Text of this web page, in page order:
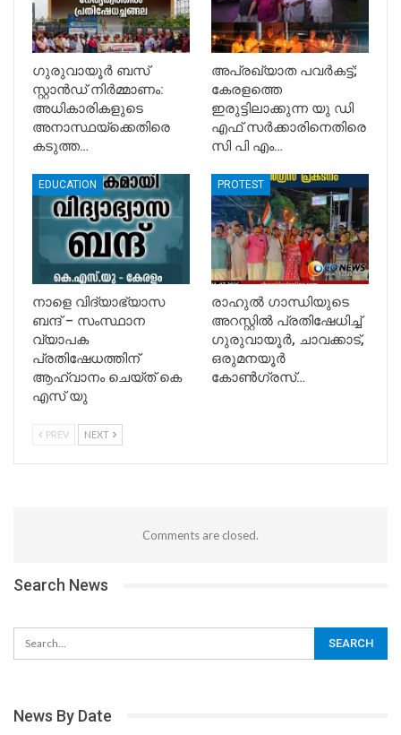
ഗുരുവായൂർ ബസ്
സ്റ്റാൻഡ് നിർമ്മാണം:
അധികാരികളുടെ
അനാസ്ഥയ്‌ക്കെതിരെ
കടുത്ത…
അപ്രഖ്യാത പവർകട്ട്;
കേരളത്തെ
ഇരുട്ടിലാക്കുന്ന യു ഡി
എഫ് സർക്കാരിനെതിരെ
സി പി എം…
EDUCATION
നാളെ വിദ്യാഭ്യാസ
ബന്ദ് – സംസ്ഥാന
വ്യാപക
പ്രതിഷേധത്തിന്
ആഹ്വാനം ചെയ്ത് കെ
എസ് യു
PROTEST
രാഹുൽ ഗാന്ധിയുടെ
അറസ്റ്റിൽ പ്രതിഷേധിച്ച്
ഗുരുവായൂർ, ചാവക്കാട്,
ഒരുമനയൂർ
കോൺഗ്രസ്…
PREV NEXT
Comments are closed.
Search News
News By Date